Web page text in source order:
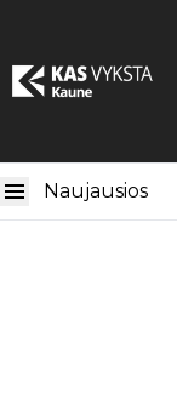
Naujausios